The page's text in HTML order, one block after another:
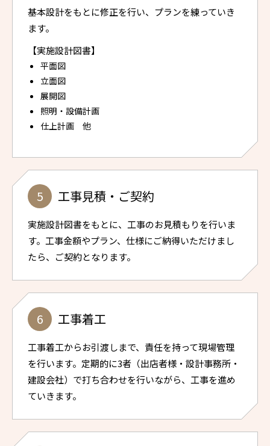
基本設計をもとに修正を行い、プランを練っていき
ます。
【実施設計図書】
平面図
立面図
展開図
照明・設備計画
仕上計画 他
工事見積・ご契約
実施設計図書をもとに、工事のお見積もりを行いま
す。工事金額やプラン、仕様にご納得いただけまし
たら、ご契約となります。
工事着工
工事着工からお引渡しまで、責任を持って現場管理
を行います。定期的に3者（出店者様・設計事務所・
建設会社）で打ち合わせを行いながら、工事を進め
ていきます。